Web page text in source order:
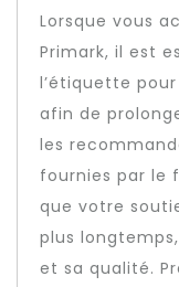
Lorsque vous
Primark, il est
l’étiquette
afin de
les
fournies par le
que votre
plus
et sa qualité.